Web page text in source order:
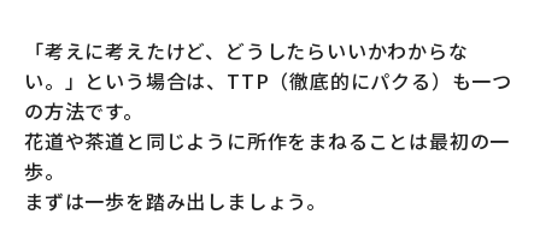
「考えに考えたけど、どうしたらいいかわからな
い。」という場合は、TTP（徹底的にパクる）も一つ
の方法です。
花道や茶道と同じように所作をまねることは最初の一
歩。
まずは一歩を踏み出しましょう。